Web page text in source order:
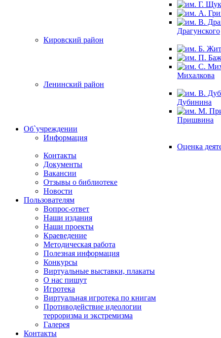
Драгунского
Кировский район
Михалкова
Ленинский район
Дубинина
Пришвина
Об`учреждении
Информация
Оценка
Контакты
Документы
Вакансии
Отзывы о библиотеке
Новости
Пользователям
Вопрос-ответ
Наши издания
Наши проекты
Краеведение
Методическая работа
Полезная информация
Конкурсы
Виртуальные выставки, плакаты
О нас пишут
Игротека
Виртуальная игротека по книгам
Противодействие идеологии
терроризма и экстремизма
Галерея
Контакты